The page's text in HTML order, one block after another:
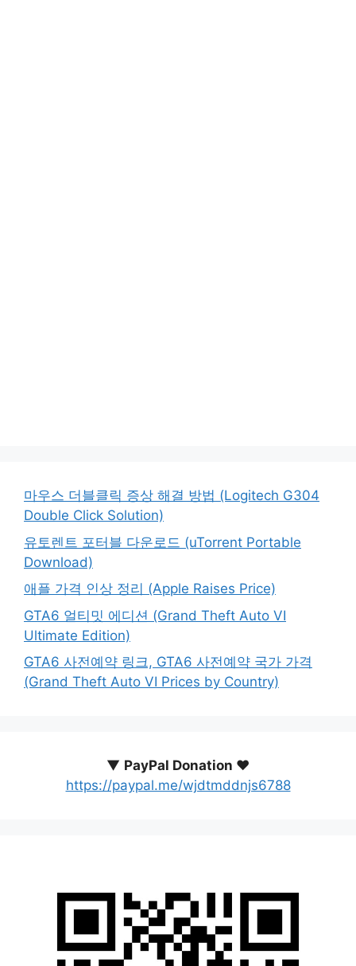
마우스 더블클릭 증상 해결 방법 (Logitech G304
Double Click Solution)
유토렌트 포터블 다운로드 (uTorrent Portable
Download)
애플 가격 인상 정리 (Apple Raises Price)
GTA6 얼티밋 에디션 (Grand Theft Auto VI
Ultimate Edition)
GTA6 사전예약 링크, GTA6 사전예약 국가 가격
(Grand Theft Auto VI Prices by Country)
▼ PayPal Donation ♥️
https://paypal.me/wjdtmddnjs6788